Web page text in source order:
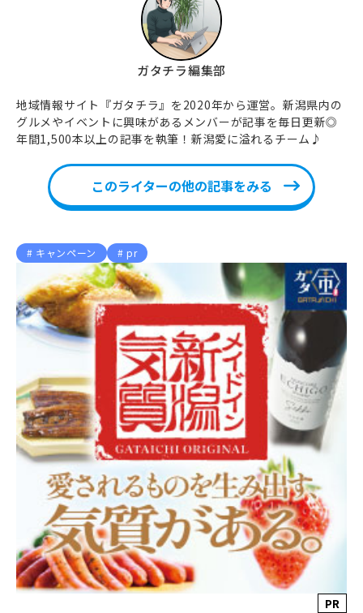
ガタチラ編集部
地域情報サイト『ガタチラ』を2020年から運営。新潟県内の
グルメやイベントに興味があるメンバーが記事を毎日更新◎
年間1,500本以上の記事を執筆！新潟愛に溢れるチーム♪
このライターの他の記事をみる
キャンペーン pr
PR